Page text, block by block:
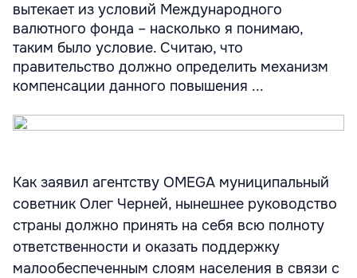
вытекает из условий Международного
валютного фонда – насколько я понимаю,
таким было условие. Считаю, что
правительство должно определить механизм
компенсации данного повышения ...
Как заявил агентству OMEGA муниципальный
советник Олег Черней, нынешнее руководство
страны должно принять на себя всю полноту
ответственности и оказать поддержку
малообеспеченным слоям населения в связи с